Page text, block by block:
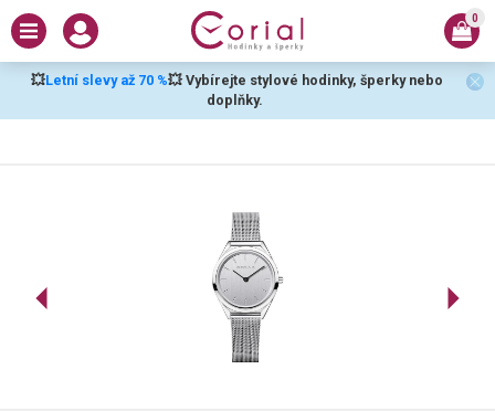
💥Letní slevy až 70 %💥 Vybírejte stylové hodinky, šperky nebo
doplňky.
0